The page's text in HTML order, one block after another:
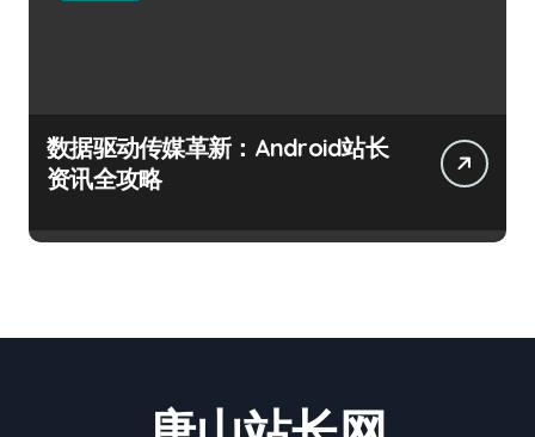
数据驱动传媒革新：Android站长
资讯全攻略